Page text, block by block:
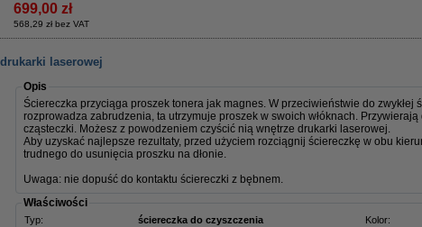
699,00 zł
568,29 zł bez VAT
laserowej
Opis
Ściereczka przyciąga proszek tonera jak magnes. W przeciwieństwie do zwykłej
rozprowadza zabrudzenia, ta utrzymuje proszek w swoich włóknach.
cząsteczki. Możesz z powodzeniem czyścić nią wnętrze drukarki laserowej.
Aby uzyskać najlepsze rezultaty, przed użyciem rozciągnij ściereczkę w obu
trudnego do usunięcia proszku na dłonie.
Uwaga: nie dopuść do kontaktu ściereczki z bębnem.
Właściwości
Typ: ściereczka do czyszczenia Kolor: